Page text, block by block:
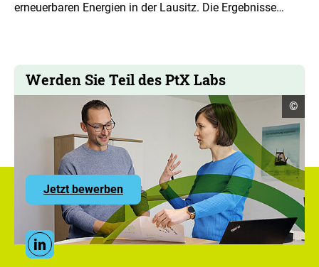
erneuerbaren Energien in der Lausitz. Die Ergebnisse…
Werden Sie Teil des PtX Labs
Jetzt bewerbenzu
den
Stellenangeboten
des
PtX
Lab
Social
MediaLinkedin
©